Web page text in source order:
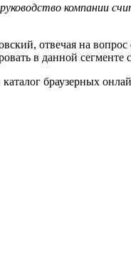
компании
отвечая на
в данной сегменте
браузерных